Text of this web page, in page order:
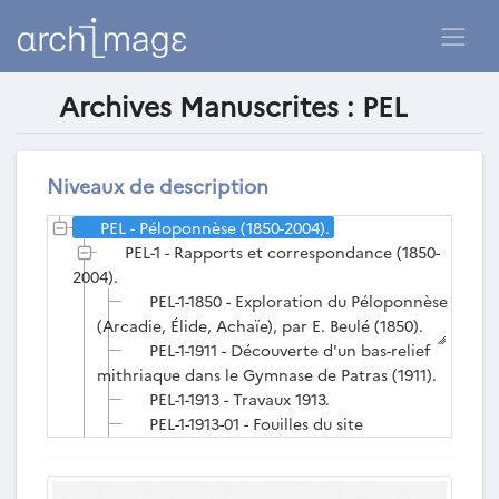
Archives Manuscrites : PEL
Niveaux de description
Liste des archives manuscrites
existantes
PEL - Péloponnèse (1850-2004).
PEL-1 - Rapports et correspondance (1850-
2004).
PEL-1-1850 - Exploration du Péloponnèse
(Arcadie, Élide, Achaïe), par E. Beulé (1850).
PEL-1-1911 - Découverte d'un bas-relief
mithriaque dans le Gymnase de Patras (1911).
PEL-1-1913 - Travaux 1913.
PEL-1-1913-01 - Fouilles du site
par G. Blum et A. Plassart (juill.-oct. 1913).